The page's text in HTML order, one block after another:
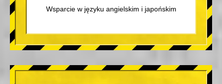
Wsparcie w języku angielskim i japońskim